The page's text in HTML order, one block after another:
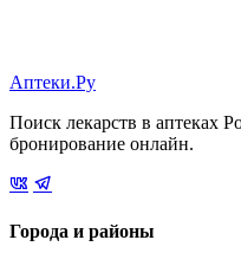
Аптеки.Ру
Поиск лекарств в аптеках
бронирование онлайн.
Города и районы